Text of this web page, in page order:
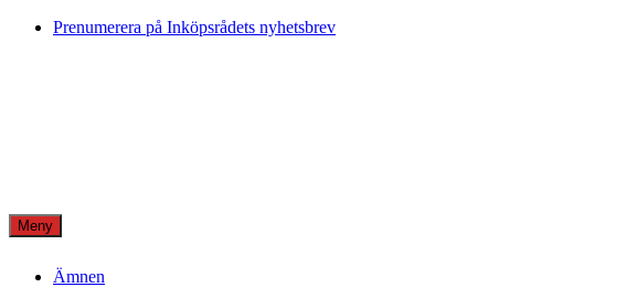
Skip
Prenumerera på Inköpsrådets nyhetsbrev
Meny
Ämnen